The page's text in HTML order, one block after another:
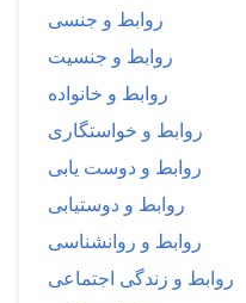
روابط و جنسی
روابط و جنسیت
روابط و خانواده
روابط و خواستگاری
روابط و دوست یابی
روابط و دوستیابی
روابط و روانشناسی
روابط و زندگی اجتماعی